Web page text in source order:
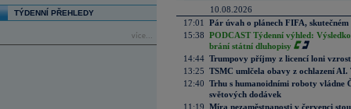
TÝDENNÍ PŘEHLEDY
více...
10.08.2026
17:01
Pár úvah o plánech FIFA,
15:38 PODCAST Týdenní výhled:
brání státní dluhopisy
14:44 Trumpovy příjmy z licencí loni
13:25 TSMC umlčela obavy z ochlazení
12:40 Trhu s humanoidními roboty vládne
světových dodávek
11:19 Míra nezaměstnanosti v červenci